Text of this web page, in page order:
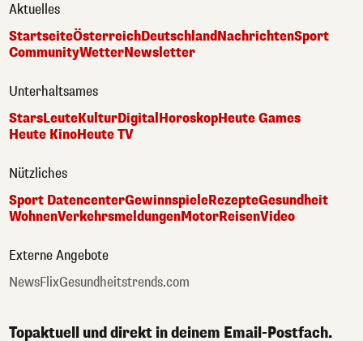
Aktuelles
StartseiteÖsterreichDeutschlandNachrichtenSport
CommunityWetterNewsletter
Unterhaltsames
StarsLeuteKulturDigital HoroskopHeute Games
Heute KinoHeute TV
Nützliches
Sport DatencenterGewinnspieleRezepteGesundheit
WohnenVerkehrsmeldungenMotorReisenVideo
Externe Angebote
NewsFlixGesundheitstrends.com
Topaktuell und direkt in deinem Email-Postfach.